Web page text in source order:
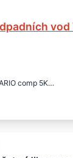
vod
comp 5K